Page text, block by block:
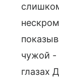
чужой -
глазах